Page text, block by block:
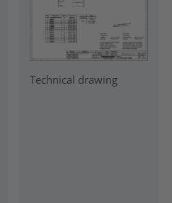
Technical drawing